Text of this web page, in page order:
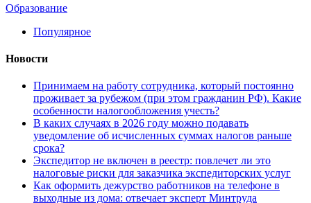
Образование
Популярное
Новости
Принимаем на работу сотрудника, который постоянно
проживает за рубежом (при этом гражданин РФ). Какие
особенности налогообложения учесть?
В каких случаях в 2026 году можно подавать
уведомление об исчисленных суммах налогов раньше
срока?
Экспедитор не включен в реестр: повлечет ли это
налоговые риски для заказчика экспедиторских услуг
Как оформить дежурство работников на телефоне в
выходные из дома: отвечает эксперт Минтруда